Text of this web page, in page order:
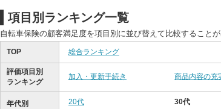
項目別ランキング一覧
自転車保険の顧客満足度を項目別に並び替えて比較することが
TOP 総合ランキング
評価項目別
ランキング
加入・更新手続き 商品内容の充
年代別
20代 30代